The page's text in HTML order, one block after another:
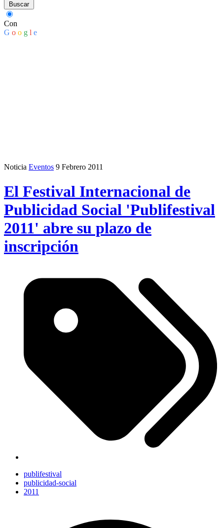
Buscar
Con
G o o g l e
Noticia Eventos 9 Febrero 2011
El Festival Internacional de
Publicidad Social 'Publifestival
2011' abre su plazo de
inscripción
publifestival
publicidad-social
2011